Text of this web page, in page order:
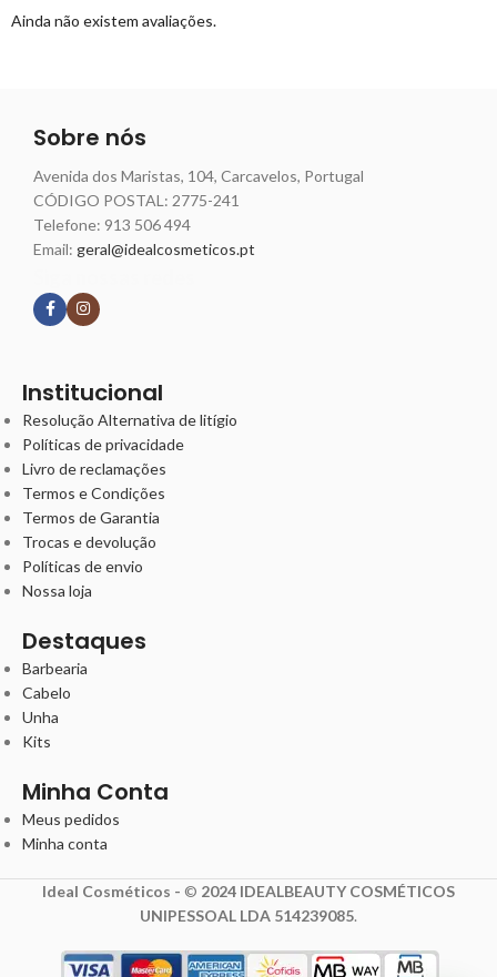
Ainda não existem avaliações.
Sobre nós
Avenida dos Maristas, 104, Carcavelos, Portugal
CÓDIGO POSTAL: 2775-241
Telefone: 913 506 494
Email: geral@idealcosmeticos.pt
Institucional
Resolução Alternativa de litígio
Políticas de privacidade
Livro de reclamações
Termos e Condições
Termos de Garantia
Trocas e devolução
Políticas de envio
Nossa loja
Destaques
Barbearia
Cabelo
Unha
Kits
Minha Conta
Meus pedidos
Minha conta
Ideal Cosméticos - © 2024 IDEALBEAUTY COSMÉTICOS
UNIPESSOAL LDA 514239085.